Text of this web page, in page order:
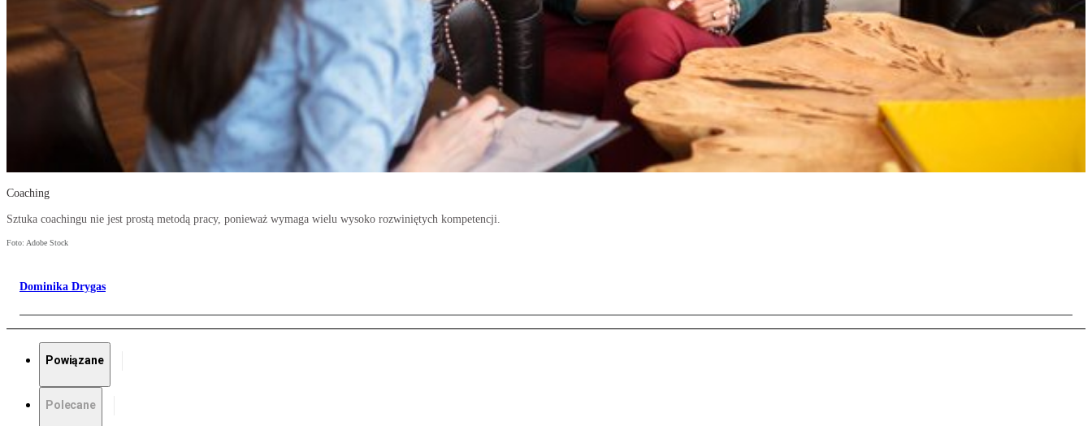
Coaching
Sztuka coachingu nie jest prostą metodą pracy, ponieważ wymaga wielu wysoko rozwiniętych kompetencji.
Foto: Adobe Stock
Dominika Drygas
Powiązane
Polecane